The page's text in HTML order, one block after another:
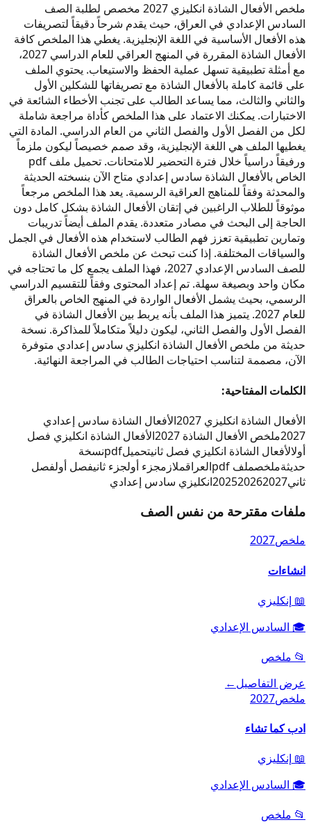
ملخص الأفعال الشاذة انكليزي 2027 مخصص لطلبة الصف
السادس الإعدادي في العراق، حيث يقدم شرحاً دقيقاً لتصريفات
هذه الأفعال الأساسية في اللغة الإنجليزية. يغطي هذا الملخص كافة
الأفعال الشاذة المقررة في المنهج العراقي للعام الدراسي 2027،
مع أمثلة تطبيقية تسهل عملية الحفظ والاستيعاب. يحتوي الملف
على قائمة كاملة بالأفعال الشاذة مع تصريفاتها للشكلين الأول
والثاني والثالث، مما يساعد الطالب على تجنب الأخطاء الشائعة في
الاختبارات. يمكنك الاعتماد على هذا الملخص كأداة مراجعة شاملة
لكل من الفصل الأول والفصل الثاني من العام الدراسي. المادة التي
يغطيها الملف هي اللغة الإنجليزية، وقد صمم خصيصاً ليكون ملزماً
ورفيقاً دراسياً خلال فترة التحضير للامتحانات. تحميل ملف pdf
الخاص بالأفعال الشاذة سادس إعدادي متاح الآن بنسخته الحديثة
والمحدثة وفقاً للمناهج العراقية الرسمية. يعد هذا الملخص مرجعاً
موثوقاً للطلاب الراغبين في إتقان الأفعال الشاذة بشكل كامل دون
الحاجة إلى البحث في مصادر متعددة. يقدم الملف أيضاً تدريبات
وتمارين تطبيقية تعزز فهم الطالب لاستخدام هذه الأفعال في الجمل
والسياقات المختلفة. إذا كنت تبحث عن ملخص الأفعال الشاذة
للصف السادس الإعدادي 2027، فهذا الملف يجمع كل ما تحتاجه في
مكان واحد وبصيغة سهلة. تم إعداد المحتوى وفقاً للتقسيم الدراسي
الرسمي، بحيث يشمل الأفعال الواردة في المنهج الخاص بالعراق
للعام 2027. يتميز هذا الملف بأنه يربط بين الأفعال الشاذة في
الفصل الأول والفصل الثاني، ليكون دليلاً متكاملاً للمذاكرة. نسخة
حديثة من ملخص الأفعال الشاذة انكليزي سادس إعدادي متوفرة
الآن، مصممة لتناسب احتياجات الطالب في المراجعة النهائية.
الكلمات المفتاحية:
الأفعال الشاذة انكليزي 2027
الأفعال الشاذة سادس إعدادي
2027ملخص الأفعال الشاذة 2027
الأفعال الشاذة انكليزي فصل
أولالأفعال الشاذة انكليزي فصل ثانيتحميلpdfنسخة
حديثةملخصملف pdf العراقملازمجزء أولجزء ثانيفصل أولفصل
ثاني
202520262027 انكليزي سادس إعدادي
ملفات مقترحة من نفس الصف
ملخص2027
انشاءات
📖 إنكليزي
🎓 السادس الإعدادي
📂 ملخص
عرض التفاصيل←
ملخص2027
ادب كما تشاء
📖 إنكليزي
🎓 السادس الإعدادي
📂 ملخص